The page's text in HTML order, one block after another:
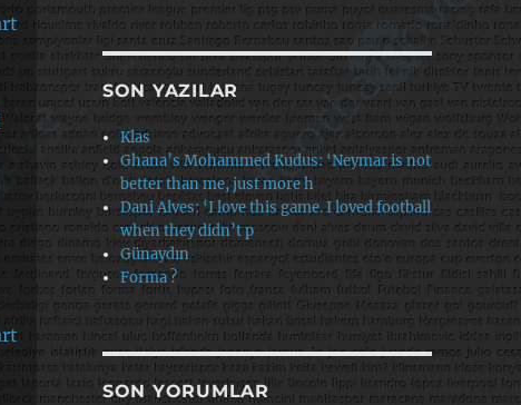
SON YAZILAR
Klas
Ghana’s Mohammed Kudus: ‘Neymar is not
better than me, just more h
Dani Alves: ‘I love this game. I loved football
when they didn’t p
Günaydın
Forma ?
SON YORUMLAR